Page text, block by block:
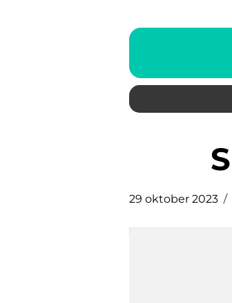
29 oktober 2023